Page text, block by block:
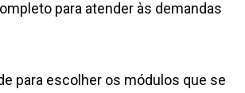
para atender às demandas
para escolher os módulos que se